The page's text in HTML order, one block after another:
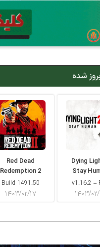
شده
Red Dead
Redemption 2
Build 1491.50
۱۴۰۳/۰۲/۱۷
Dying
Stay
v1.16.2 –
۰۲/۲۸